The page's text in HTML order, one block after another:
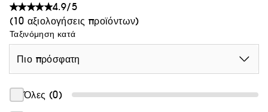
4.9/5
(10 αξιολογήσεις προϊόντων)
Ταξινόμηση κατά
Πιο πρόσφατη
Όλες (0)